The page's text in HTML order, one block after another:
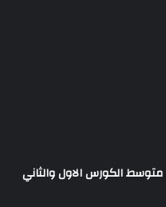
الكورس الاول والثاني